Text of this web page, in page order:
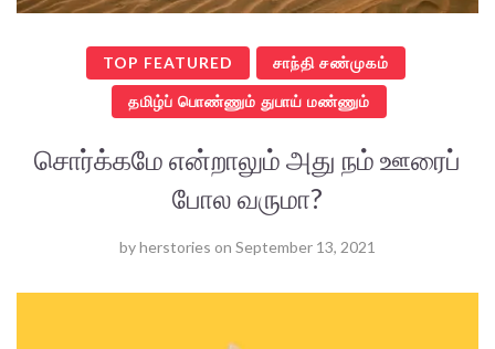
TOP FEATURED சாந்தி சண்முகம்
தமிழ்ப் பொண்ணும் துபாய் மண்ணும்
சொர்க்கமே என்றாலும் அது நம் ஊரைப்
போல வருமா?
byherstories on September 13, 2021